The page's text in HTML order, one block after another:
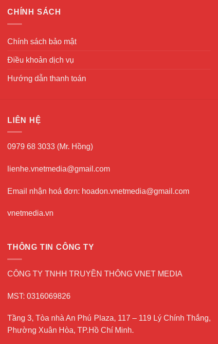
CHÍNH SÁCH
Chính sách bảo mật
Điều khoản dịch vụ
Hướng dẫn thanh toán
LIÊN HỆ
0979 68 3033 (Mr. Hồng)
lienhe.vnetmedia@gmail.com
Email nhận hoá đơn: hoadon.vnetmedia@gmail.com
vnetmedia.vn
THÔNG TIN CÔNG TY
CÔNG TY TNHH TRUYỀN THÔNG VNET MEDIA
MST: 0316069826
Tầng 3, Tòa nhà An Phú Plaza, 117 – 119 Lý Chính Thắng,
Phường Xuân Hòa, TP.Hồ Chí Minh.